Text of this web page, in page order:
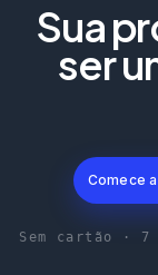
Sua
ser
Comece
Sem cartão ·